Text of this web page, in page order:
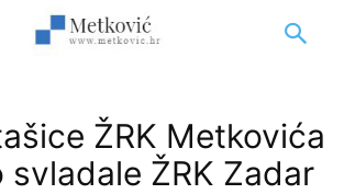
ŽRK Metkovića
svladale ŽRK Zadar